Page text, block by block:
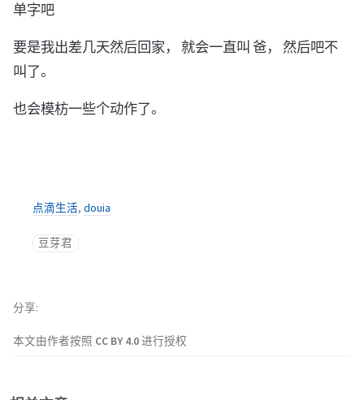
单字吧
要是我出差几天然后回家， 就会一直叫 爸， 然后吧不
叫了。
也会模枋一些个动作了。
点滴生活, douia
豆芽君
本文由作者按照 CC BY 4.0进行授权
分享